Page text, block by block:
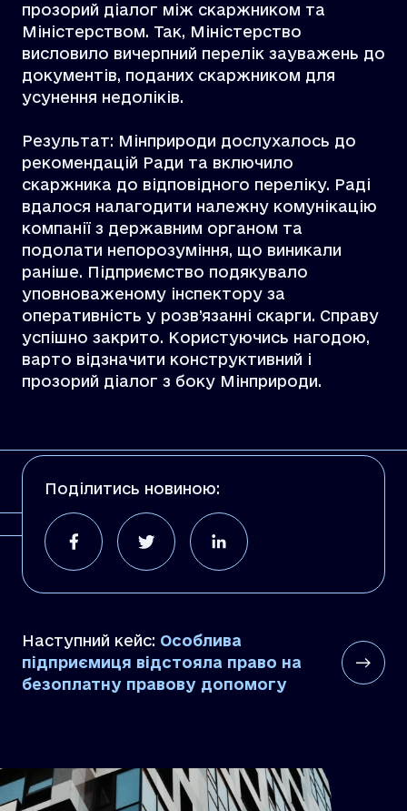
прозорий діалог між скаржником та
Міністерством. Так, Міністерство
висловило вичерпний перелік зауважень до
документів, поданих скаржником для
усунення недоліків.
Результат: Мінприроди дослухалось до
рекомендацій Ради та включило
cкаржника до відповідного переліку. Раді
вдалося налагодити належну комунікацію
компанії з державним органом та
подолати непорозуміння, що виникали
раніше. Підприємство подякувало
уповноваженому інспектору за
оперативність у розв’язанні скарги. Справу
успішно закрито. Користуючись нагодою,
варто відзначити конструктивний і
прозорий діалог з боку Мінприроди.
Поділитись новиною:
Наступний кейс: Особлива
підприємиця відстояла право на
безоплатну правову допомогу